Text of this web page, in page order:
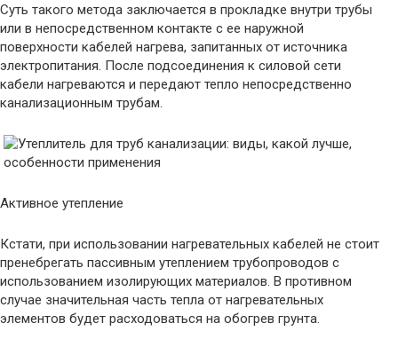
Суть такого метода заключается в прокладке внутри трубы
или в непосредственном контакте с ее наружной
поверхности кабелей нагрева, запитанных от источника
электропитания. После подсоединения к силовой сети
кабели нагреваются и передают тепло непосредственно
канализационным трубам.
Активное утепление
Кстати, при использовании нагревательных кабелей не стоит
пренебрегать пассивным утеплением трубопроводов с
использованием изолирующих материалов. В противном
случае значительная часть тепла от нагревательных
элементов будет расходоваться на обогрев грунта.